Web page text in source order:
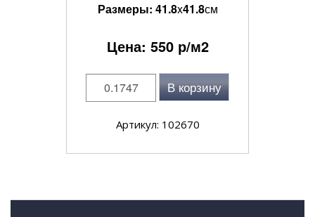
Размеры: 41.8x41.8см
Цена: 550р/м2
В корзину
Артикул: 102670